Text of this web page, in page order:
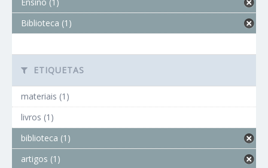
Biblioteca (1)
ETIQUETAS
materiais (1)
livros (1)
biblioteca (1)
artigos (1)